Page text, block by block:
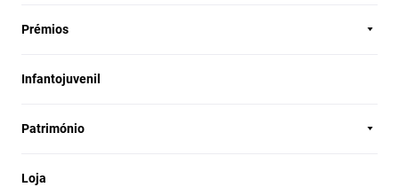
Prémios
Infantojuvenil
Património
Loja